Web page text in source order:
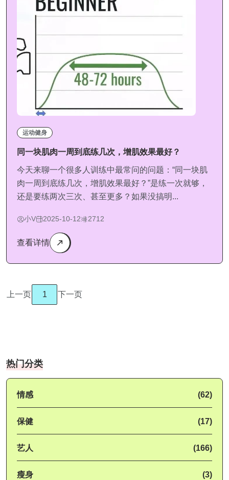
运动健身
同一块肌肉一周到底练几次，增肌效果最好？
今天来聊一个很多人训练中最常问的问题：“同一块肌
肉一周到底练几次，增肌效果最好？”是练一次就够，
还是要练两次三次、甚至更多？如果没搞明...
小V 2025-10-12 2712
查看详情
上一页 1 下一页
热门分类
情感 (62)
保健 (17)
艺人 (166)
瘦身 (3)